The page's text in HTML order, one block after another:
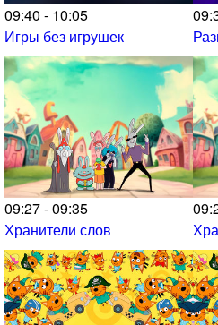
09:40 - 10:05
Игры без игрушек
09:27 - 09:35
Хранители слов